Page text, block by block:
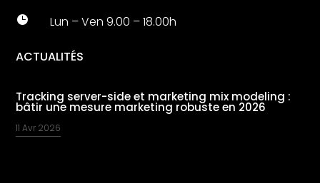
 Lun – Ven 9.00 – 18.00h
ACTUALITÉS
Tracking server-side et marketing mix modeling :
bâtir une mesure marketing robuste en 2026
11 Avr 2026